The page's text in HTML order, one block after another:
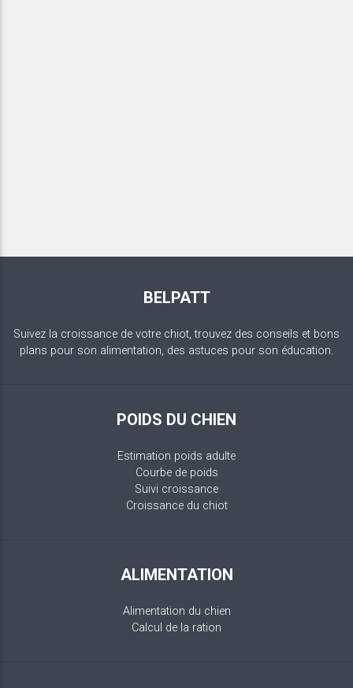
BELPATT
Suivez la croissance de votre chiot, trouvez des conseils et bons
plans pour son alimentation, des astuces pour son éducation.
POIDS DU CHIEN
Estimation poids adulte
Courbe de poids
Suivi croissance
Croissance du chiot
ALIMENTATION
Alimentation du chien
Calcul de la ration